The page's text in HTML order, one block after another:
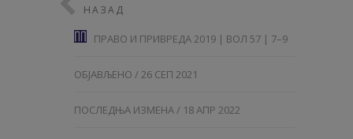
НАЗАД
ПРАВО И ПРИВРЕДА 2019 | ВОЛ 57 | 7–9
ОБЈАВЉЕНО / 26 СЕП 2021
ПОСЛЕДЊА ИЗМЕНА / 18 АПР 2022